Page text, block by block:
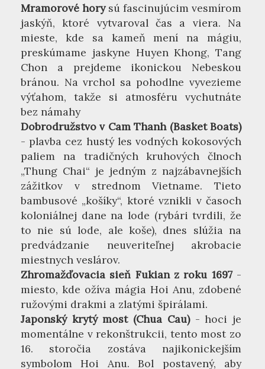
Mramorové horysú fascinujúcim vesmírom
jaskýň, ktoré vytvaroval čas a viera. Na
mieste, kde sa kameň mení na mágiu,
preskúmame jaskyne Huyen Khong, Tang
Chon a prejdeme ikonickou Nebeskou
bránou. Na vrchol sa pohodlne vyvezieme
výťahom, takže si atmosféru vychutnáte
bez námahy
Dobrodružstvo v Cam Thanh (Basket Boats)
- plavba cez hustý les vodných kokosových
paliem na tradičných kruhových člnoch
„Thung Chai“ je jedným z najzábavnejších
zážitkov v strednom Vietname. Tieto
bambusové „košíky“, ktoré vznikli v časoch
koloniálnej dane na lode (rybári tvrdili, že
to nie sú lode, ale koše), dnes slúžia na
predvádzanie neuveriteľnej akrobacie
miestnych veslárov.
Zhromažďovacia sieň Fukian z roku 1697-
miesto, kde ožíva mágia Hoi Anu, zdobené
ružovými drakmi a zlatými špirálami.
Japonský krytý most (Chua Cau)- hoci je
momentálne v rekonštrukcii, tento most zo
16. storočia zostáva najikonickejším
symbolom Hoi Anu. Bol postavený, aby